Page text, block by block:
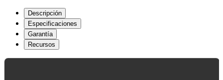
Descripción
Especificaciones
Garantía
Recursos